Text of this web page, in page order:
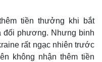
tiền thưởng khi bắt
đối phương. Nhưng binh
rất ngạc nhiên trước
không nhận thêm tiền